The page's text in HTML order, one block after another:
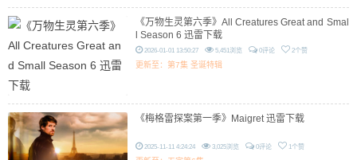
《万物生灵第六季》All Creatures Great and Smal
l Season 6 迅雷下载
2026-01-01 13:50:27 5,451浏览 0评论 2个赞
更新至：第7集 圣诞特辑
《梅格雷探案第一季》Maigret 迅雷下载
2025-11-11 4:24:24 3,025浏览 0评论 1个赞